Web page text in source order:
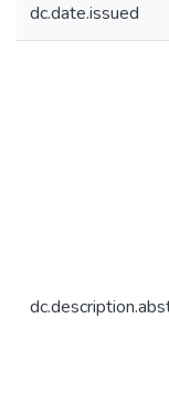
dc.date.issued